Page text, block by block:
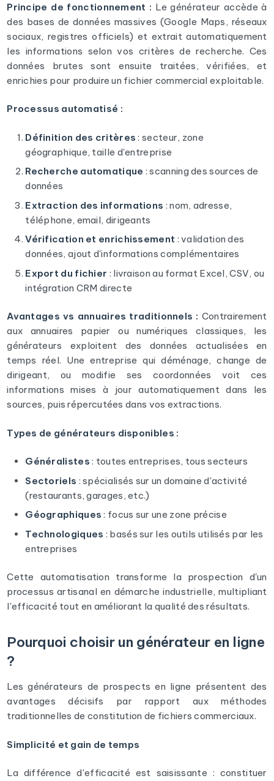
Principe de fonctionnement : Le générateur accède à
des bases de données massives (Google Maps, réseaux
sociaux, registres officiels) et extrait automatiquement
les informations selon vos critères de recherche. Ces
données brutes sont ensuite traitées, vérifiées, et
enrichies pour produire un fichier commercial exploitable.
Processus automatisé :
Définition des critères : secteur, zone
géographique, taille d'entreprise
Recherche automatique : scanning des sources de
données
Extraction des informations : nom, adresse,
téléphone, email, dirigeants
Vérification et enrichissement : validation des
données, ajout d'informations complémentaires
Export du fichier : livraison au format Excel, CSV, ou
intégration CRM directe
Avantages vs annuaires traditionnels : Contrairement
aux annuaires papier ou numériques classiques, les
générateurs exploitent des données actualisées en
temps réel. Une entreprise qui déménage, change de
dirigeant, ou modifie ses coordonnées voit ces
informations mises à jour automatiquement dans les
sources, puis répercutées dans vos extractions.
Types de générateurs disponibles :
Généralistes : toutes entreprises, tous secteurs
Sectoriels : spécialisés sur un domaine d'activité
(restaurants, garages, etc.)
Géographiques : focus sur une zone précise
Technologiques : basés sur les outils utilisés par les
entreprises
Cette automatisation transforme la prospection d'un
processus artisanal en démarche industrielle, multipliant
l'efficacité tout en améliorant la qualité des résultats.
Pourquoi choisir un générateur en ligne
?
Les générateurs de prospects en ligne présentent des
avantages décisifs par rapport aux méthodes
traditionnelles de constitution de fichiers commerciaux.
Simplicité et gain de temps
La différence d'efficacité est saisissante : constituer